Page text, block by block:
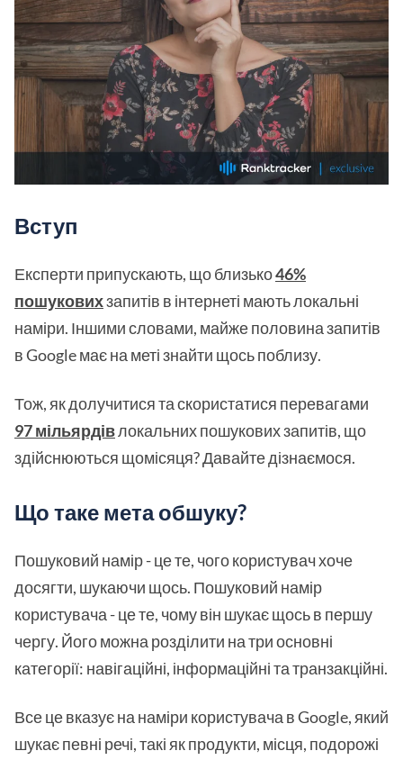
Вступ
Експерти припускають, що близько46%
пошуковихзапитів в інтернеті мають локальні
наміри. Іншими словами, майже половина запитів
в Google має на меті знайти щось поблизу.
Тож, як долучитися та скористатися перевагами
97 мільярдівлокальних пошукових запитів, що
здійснюються щомісяця? Давайте дізнаємося.
Що таке мета обшуку?
Пошуковий намір - це те, чого користувач хоче
досягти, шукаючи щось. Пошуковий намір
користувача - це те, чому він шукає щось в першу
чергу. Його можна розділити на три основні
категорії: навігаційні, інформаційні та транзакційні.
Все це вказує на наміри користувача в Google, який
шукає певні речі, такі як продукти, місця, подорожі